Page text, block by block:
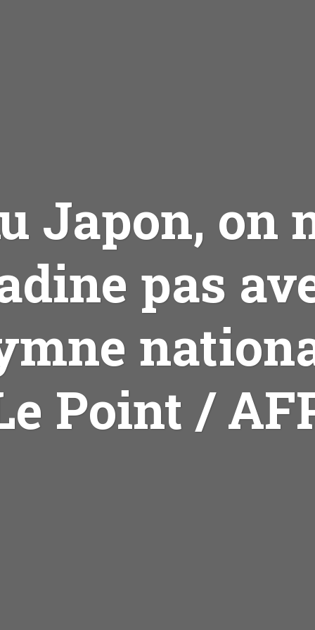
Japon, on
pas
Point /